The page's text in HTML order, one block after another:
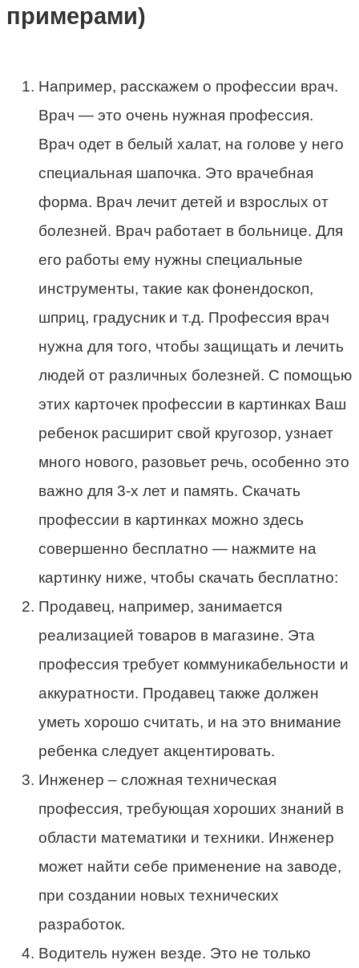
примерами)
Например, расскажем о профессии врач.
Врач — это очень нужная профессия.
Врач одет в белый халат, на голове у него
специальная шапочка. Это врачебная
форма. Врач лечит детей и взрослых от
болезней. Врач работает в больнице. Для
его работы ему нужны специальные
инструменты, такие как фонендоскоп,
шприц, градусник и т.д. Профессия врач
нужна для того, чтобы защищать и лечить
людей от различных болезней. С помощью
этих карточек профессии в картинках Ваш
ребенок расширит свой кругозор, узнает
много нового, разовьет речь, особенно это
важно для 3-х лет и память. Скачать
профессии в картинках можно здесь
совершенно бесплатно — нажмите на
картинку ниже, чтобы скачать бесплатно:
Продавец, например, занимается
реализацией товаров в магазине. Эта
профессия требует коммуникабельности и
аккуратности. Продавец также должен
уметь хорошо считать, и на это внимание
ребенка следует акцентировать.
Инженер – сложная техническая
профессия, требующая хороших знаний в
области математики и техники. Инженер
может найти себе применение на заводе,
при создании новых технических
разработок.
Водитель нужен везде. Это не только